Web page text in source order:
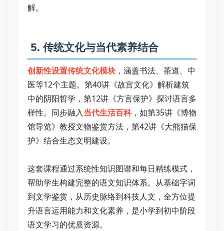
解。
5. 传统文化与当代素养结合
创新性设置传统文化模块 ，涵盖书法、茶道、中
医等12个主题。第40讲《故宫文化》解析建筑
中的阴阳哲学，第12讲《方言保护》探讨语言多
样性。同步融入当代生活百科，如第35讲《博物
馆导览》教授文物鉴赏方法，第42讲《大熊猫保
护》结合生态文明建设。
这套课程通过系统性知识图谱和每日精练模式，
帮助学生构建完整的语文知识体系。从基础字词
到文学鉴赏，从历史脉络到科技人文，全方位提
升语言运用能力和文化素养，是小学到初中阶段
语文学习的优质资源。